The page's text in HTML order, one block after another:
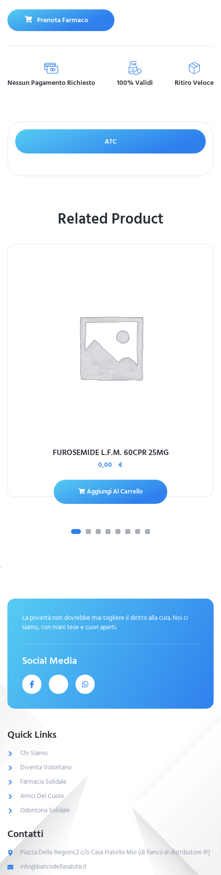
Prenota Farmaco
Nessun Pagamento Richiesto 100% Validi Ritiro Veloce
ATC
Related Product
FUROSEMIDE L.F.M. 60CPR 25MG
0,00 €
Aggiungi Al Carrello
La povertà non dovrebbe mai togliere il diritto alla cura. Noi ci
siamo, con mani tese e cuori aperti.
Social Media
Quick Links
Chi Siamo
Diventa Volontario
Farmacia Solidale
Amici Del Cuore
Odontoria Solidale
Contatti
Piazza Delle Regioni,2 c/o Casa Fratello Mio (di fianco al distributore IP)
info@bancodellasalute.it